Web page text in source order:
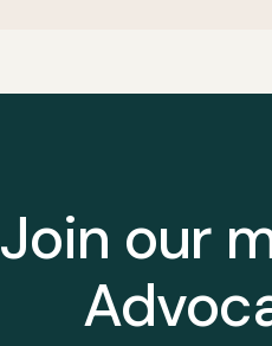
Join our